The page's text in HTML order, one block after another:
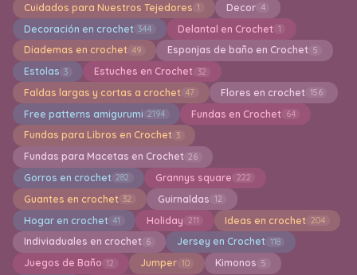
Cuidados para Nuestros Tejedores 1 Decor 4
Decoración en crochet 344 Delantal en Crochet 1
Diademas en crochet 49 Esponjas de baño en Crochet 5
Estolas 3 Estuches en Crochet 32
Faldas largas y cortas a crochet 47 Flores en crochet 156
Free patterns amigurumi 2194 Fundas en Crochet 64
Fundas para Libros en Crochet 3
Fundas para Macetas en Crochet 26
Gorros en crochet 282 Grannys square 222
Guantes en crochet 32 Guirnaldas 12
Hogar en crochet 41 Holiday 211 Ideas en crochet 204
Indiviaduales en crochet 6 Jersey en Crochet 118
Juegos de Baño 12 Jumper 10 Kimonos 5